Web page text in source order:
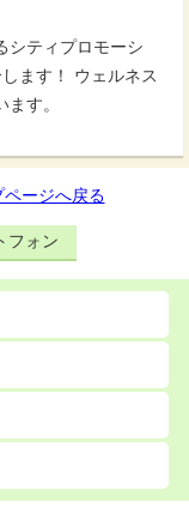
シティプロモーシ
ます！ ウェルネス
す。
ページへ戻る
フォン